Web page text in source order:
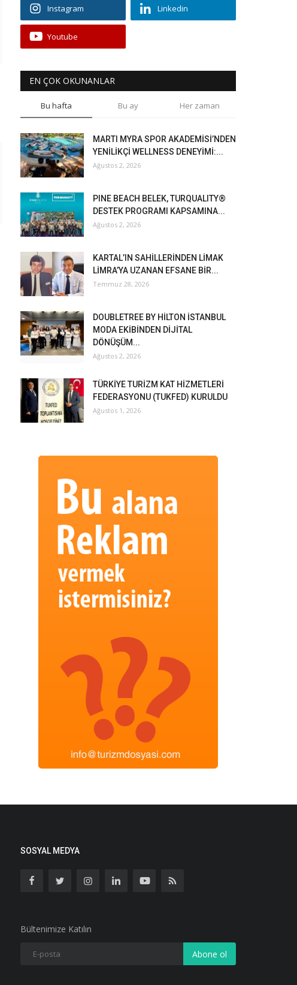
Instagram Linkedin
Youtube
EN ÇOK OKUNANLAR
Bu hafta Bu ay Her zaman
MARTI MYRA SPOR AKADEMİSİ’NDEN
YENİLİKÇİ WELLNESS DENEYİMİ:...
Ağustos 2, 2026
PINE BEACH BELEK, TURQUALITY®
DESTEK PROGRAMI KAPSAMINA...
Ağustos 2, 2026
KARTAL’IN SAHİLLERİNDEN LİMAK
LİMRA’YA UZANAN EFSANE BİR...
Temmuz 28, 2026
DOUBLETREE BY HİLTON İSTANBUL
MODA EKİBİNDEN DİJİTAL
DÖNÜŞÜM...
Ağustos 2, 2026
TÜRKİYE TURİZM KAT HİZMETLERİ
FEDERASYONU (TUKFED) KURULDU
Ağustos 1, 2026
SOSYAL MEDYA
Bültenimize Katılın
Abone ol